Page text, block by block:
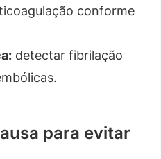
conforme
detectar fibrilação
para evitar